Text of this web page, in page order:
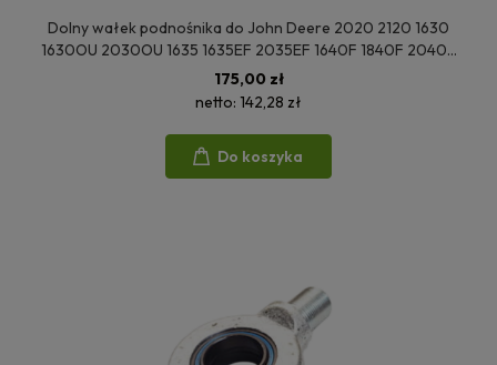
Dolny wałek podnośnika do John Deere 2020 2120 1630
1630OU 2030OU 1635 1635EF 2035EF 1640F 1840F 2040F
1950F 2250F 2450F 2650F L26937
175,00 zł
netto: 142,28 zł
Do koszyka